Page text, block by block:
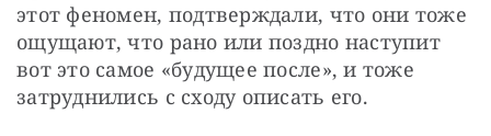
этот феномен, подтверждали, что они тоже
ощущают, что рано или поздно наступит
вот это самое «будущее после», и тоже
затруднились с сходу описать его.